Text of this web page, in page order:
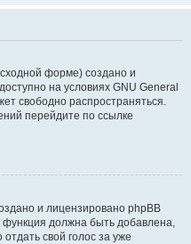
форме) создано и
на условиях GNU General
свободно распространяться.
перейдите по ссылке
и лицензировано phpBB
функция должна быть добавлена,
отдать свой голос за уже